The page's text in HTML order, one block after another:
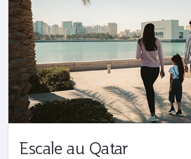
Escale au Qatar